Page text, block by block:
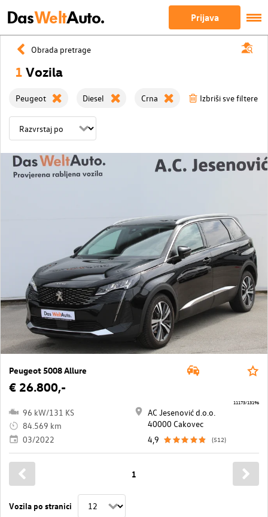
DasWeltAuto. Prijava
Obrada pretrage
1 Vozila
Peugeot Diesel Crna Izbriši sve filtere
Peugeot 5008 Allure
€ 26.800,-
96 kW/131 KS
84.569 km
03/2022
AC Jesenović d.o.o.
40000 Cakovec
4,9
(512)
11173/13196
Vozila po stranici
1